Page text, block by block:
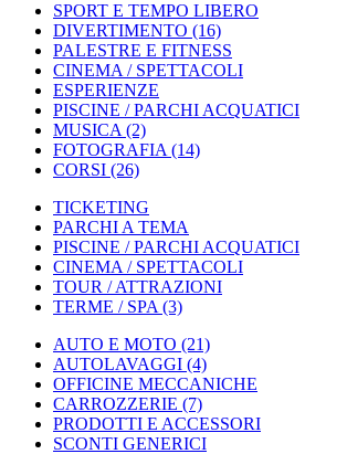
SPORT E TEMPO LIBERO
DIVERTIMENTO (16)
PALESTRE E FITNESS
CINEMA / SPETTACOLI
ESPERIENZE
PISCINE / PARCHI ACQUATICI
MUSICA (2)
FOTOGRAFIA (14)
CORSI (26)
TICKETING
PARCHI A TEMA
PISCINE / PARCHI ACQUATICI
CINEMA / SPETTACOLI
TOUR / ATTRAZIONI
TERME / SPA (3)
AUTO E MOTO (21)
AUTOLAVAGGI (4)
OFFICINE MECCANICHE
CARROZZERIE (7)
PRODOTTI E ACCESSORI
SCONTI GENERICI